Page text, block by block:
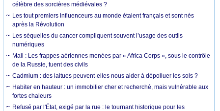
célèbre des sorcières médiévales ?
Les tout premiers influenceurs au monde étaient français et sont nés
après la Révolution
Les séquelles du cancer compliquent souvent l’usage des outils
numériques
Mali : Les frappes aériennes menées par « Africa Corps », sous le contrôle
de la Russie, tuent des civils
Cadmium : des laitues peuvent-elles nous aider à dépolluer les sols ?
Habiter en hauteur : un immobilier cher et recherché, mais vulnérable aux
fortes chaleurs
Refusé par l'État, exigé par la rue : le tournant historique pour les